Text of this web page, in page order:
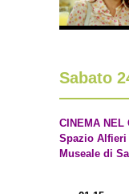
Sabato
CINEMA NEL
Spazio
Museale di